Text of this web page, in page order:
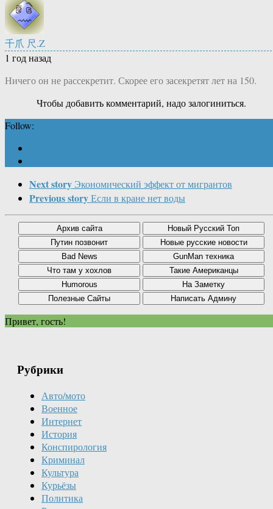
千爪 尺.Z
1 год назад
Ничего он не рассекретит. Скорее его засекретят лет на 150.
Чтобы добавить комментарий, надо залогиниться.
Follow:
Next story Экономический эффект от мигрантов
Previous storyЕсли в кране нет воды
Привет, гость!
Рубрики
Авто/мото
Военное
Интернет
История
Конспирология
Криминал
Культура
Курьёзы
Политика